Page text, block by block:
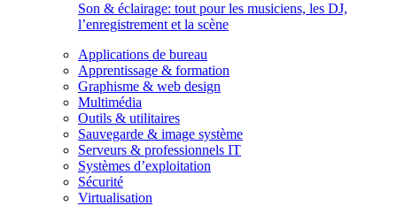
Son & éclairage: tout pour les musiciens, les DJ,
l’enregistrement et la scène
Applications de bureau
Apprentissage & formation
Graphisme & web design
Multimédia
Outils & utilitaires
Sauvegarde & image système
Serveurs & professionnels IT
Systèmes d’exploitation
Sécurité
Virtualisation